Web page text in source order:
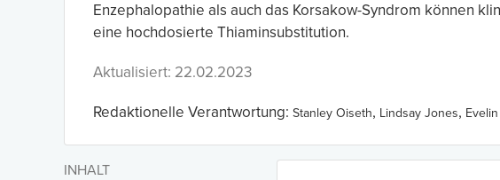
Enzephalopathie als auch das Korsakow-Syndrom können
eine hochdosierte Thiaminsubstitution.
Aktualisiert: 22.02.2023
Redaktionelle Verantwortung: Stanley Oiseth, Lindsay Jones,
INHALT